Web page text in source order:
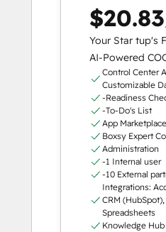
$20.83
Your Star tup's
AI-Powered
Control Center
Customizable
-Readiness
-To-Do's List
App Marketplace
Boxsy Expert
Administration
-1 Internal user
-10 External
Integrations:
CRM
Spreadsheets
Knowledge Hub